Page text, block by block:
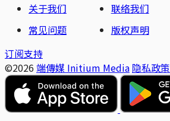
关于我们
联络我们
常见问题
版权声明
订阅支持
©2026 端傳媒 Initium Media 隐私政策